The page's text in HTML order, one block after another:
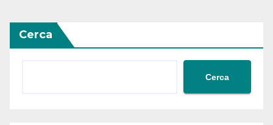
Cerca
Cerca